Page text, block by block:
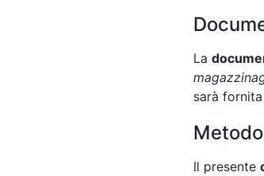
La
sarà
Il presente